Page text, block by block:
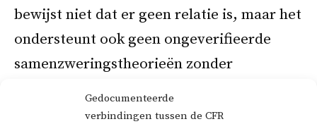
Gedocumenteerde
verbindingen tussen de CFR
bewijst niet dat er geen relatie is, maar het
ondersteunt ook geen ongeverifieerde
samenzweringstheorieën zonder